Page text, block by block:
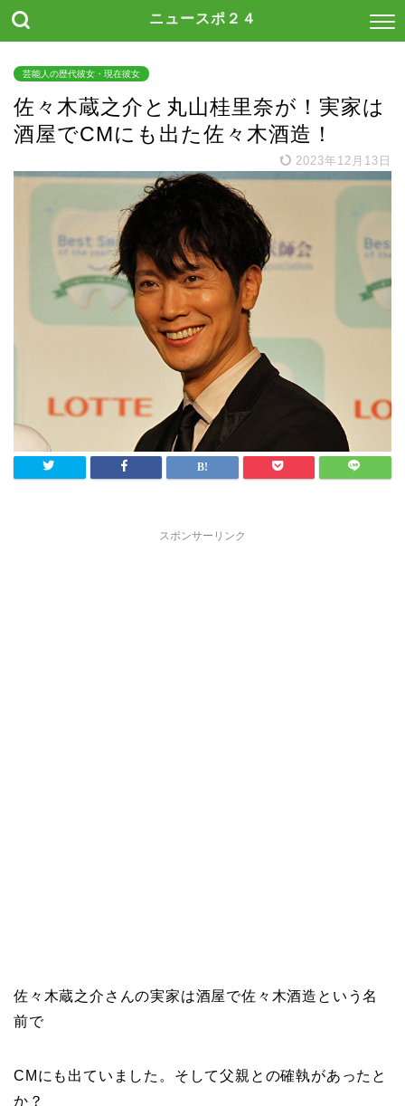
ニュースポ２４
芸能人の歴代彼女・現在彼女
佐々木蔵之介と丸山桂里奈が！実家は
酒屋でCMにも出た佐々木酒造！
2023年12月13日
スポンサーリンク
佐々木蔵之介さんの実家は酒屋で佐々木酒造 という名
前で
CM にも出ていました。そして父親との確執があったと
か？